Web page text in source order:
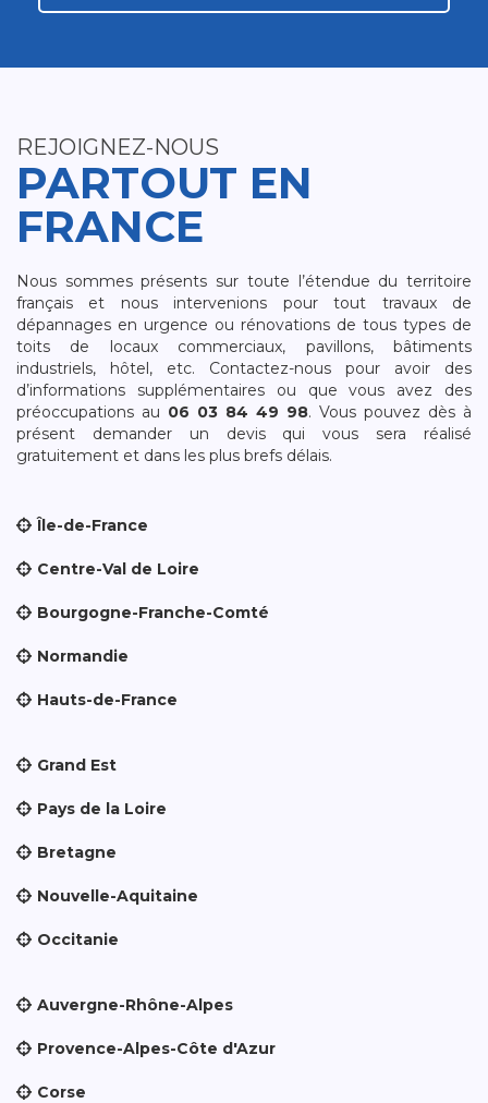
REJOIGNEZ-NOUS
PARTOUT EN
FRANCE
Nous sommes présents sur toute l’étendue du territoire
français et nous intervenions pour tout travaux de
dépannages en urgence ou rénovations de tous types de
toits de locaux commerciaux, pavillons, bâtiments
industriels, hôtel, etc. Contactez-nous pour avoir des
d’informations supplémentaires ou que vous avez des
préoccupations au 06 03 84 49 98. Vous pouvez dès à
présent demander un devis qui vous sera réalisé
gratuitement et dans les plus brefs délais.
Île-de-France
Centre-Val de Loire
Bourgogne-Franche-Comté
Normandie
Hauts-de-France
Grand Est
Pays de la Loire
Bretagne
Nouvelle-Aquitaine
Occitanie
Auvergne-Rhône-Alpes
Provence-Alpes-Côte d'Azur
Corse